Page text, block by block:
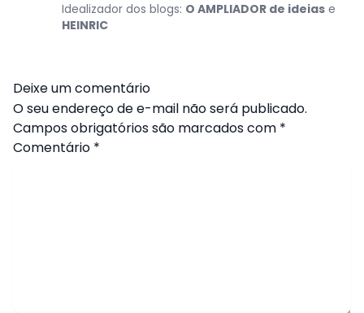
Idealizador dos blogs: O AMPLIADOR de ideias e
HEINRIC
Deixe um comentário
O seu endereço de e-mail não será publicado.
Campos obrigatórios são marcados com *
Comentário *